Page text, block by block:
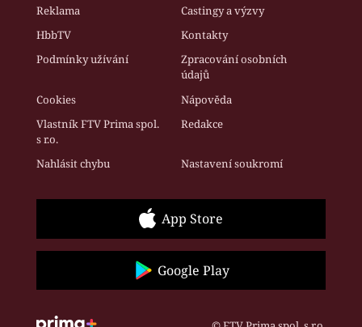
Reklama
Castingy a výzvy
HbbTV
Kontakty
Podmínky užívání
Zpracování osobních
údajů
Cookies
Nápověda
Vlastník FTV Prima spol.
s r.o.
Redakce
Nahlásit chybu Nastavení soukromí
App Store
Google Play